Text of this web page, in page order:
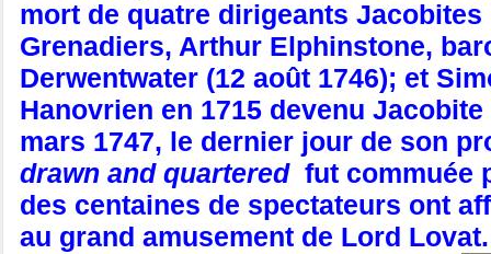
mort de quatre dirigeants
Grenadiers, Arthur Elphinstone,
Derwentwater (12 août 1746); et
Hanovrien en 1715 devenu
mars 1747, le dernier jour de son
drawn and quarteredfut commuée
des centaines de spectateurs ont
au grand amusement de Lord Lovat.